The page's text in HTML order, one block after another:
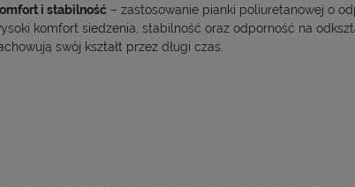
i stabilność – zastosowanie pianki poliuretanowej o
komfort siedzenia, stabilność oraz odporność na
swój kształt przez długi czas.